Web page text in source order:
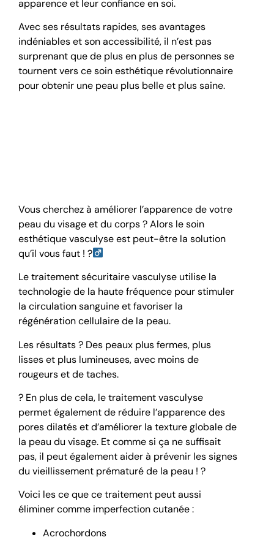
apparence et leur confiance en soi.
Avec ses résultats rapides, ses avantages
indéniables et son accessibilité, il n’est pas
surprenant que de plus en plus de personnes se
tournent vers ce soin esthétique révolutionnaire
pour obtenir une peau plus belle et plus saine.
Vous cherchez à améliorer l’apparence de votre
peau du visage et du corps ? Alors le soin
esthétique vasculyse est peut-être la solution
qu’il vous faut ! ?‍
Le traitement sécuritaire vasculyse utilise la
technologie de la haute fréquence pour stimuler
la circulation sanguine et favoriser la
régénération cellulaire de la peau.
Les résultats ? Des peaux plus fermes, plus
lisses et plus lumineuses, avec moins de
rougeurs et de taches.
? En plus de cela, le traitement vasculyse
permet également de réduire l’apparence des
pores dilatés et d’améliorer la texture globale de
la peau du visage. Et comme si ça ne suffisait
pas, il peut également aider à prévenir les signes
du vieillissement prématuré de la peau ! ?
Voici les ce que ce traitement peut aussi
éliminer comme imperfection cutanée :
Acrochordons